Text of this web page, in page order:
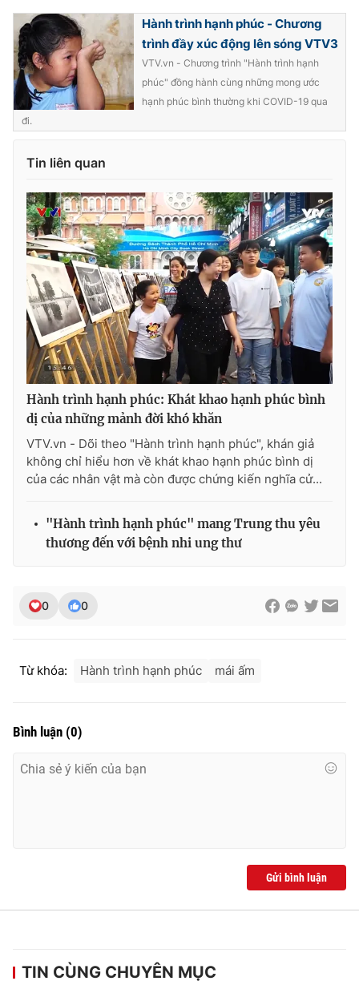
Hành trình hạnh phúc - Chương
trình đầy xúc động lên sóng VTV3
VTV.vn - Chương trình "Hành trình hạnh
phúc" đồng hành cùng những mong ước
hạnh phúc bình thường khi COVID-19 qua
đi.
Tin liên quan
Hành trình hạnh phúc: Khát khao hạnh phúc bình
dị của những mảnh đời khó khăn
VTV.vn - Dõi theo "Hành trình hạnh phúc", khán giả
không chỉ hiểu hơn về khát khao hạnh phúc bình dị
của các nhân vật mà còn được chứng kiến nghĩa cử...
"Hành trình hạnh phúc" mang Trung thu yêu
thương đến với bệnh nhi ung thư
0 0
Từ khóa: Hành trình hạnh phúc mái ấm
Bình luận (0)
Gửi bình luận
TIN CÙNG CHUYÊN MỤC